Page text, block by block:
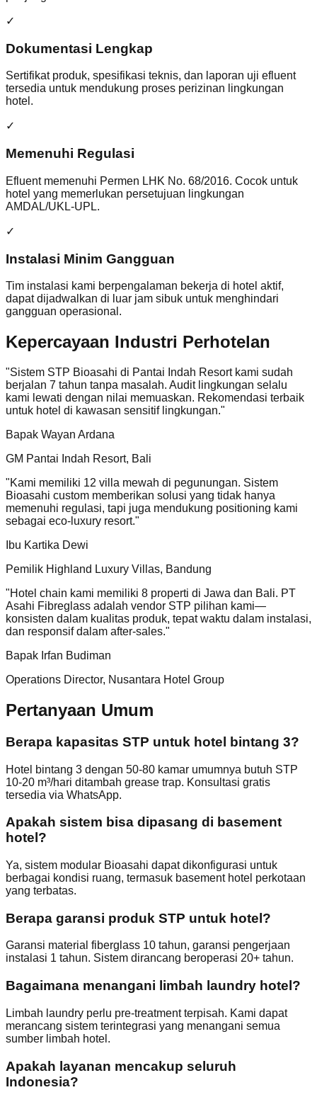
✓
Dokumentasi Lengkap
Sertifikat produk, spesifikasi teknis, dan laporan uji efluent
tersedia untuk mendukung proses perizinan lingkungan
hotel.
✓
Memenuhi Regulasi
Efluent memenuhi Permen LHK No. 68/2016. Cocok untuk
hotel yang memerlukan persetujuan lingkungan
AMDAL/UKL-UPL.
✓
Instalasi Minim Gangguan
Tim instalasi kami berpengalaman bekerja di hotel aktif,
dapat dijadwalkan di luar jam sibuk untuk menghindari
gangguan operasional.
Kepercayaan Industri Perhotelan
"Sistem STP Bioasahi di Pantai Indah Resort kami sudah
berjalan 7 tahun tanpa masalah. Audit lingkungan selalu
kami lewati dengan nilai memuaskan. Rekomendasi terbaik
untuk hotel di kawasan sensitif lingkungan."
Bapak Wayan Ardana
GM Pantai Indah Resort, Bali
"Kami memiliki 12 villa mewah di pegunungan. Sistem
Bioasahi custom memberikan solusi yang tidak hanya
memenuhi regulasi, tapi juga mendukung positioning kami
sebagai eco-luxury resort."
Ibu Kartika Dewi
Pemilik Highland Luxury Villas, Bandung
"Hotel chain kami memiliki 8 properti di Jawa dan Bali. PT
Asahi Fibreglass adalah vendor STP pilihan kami—
konsisten dalam kualitas produk, tepat waktu dalam instalasi,
dan responsif dalam after-sales."
Bapak Irfan Budiman
Operations Director, Nusantara Hotel Group
Pertanyaan Umum
Berapa kapasitas STP untuk hotel bintang 3?
Hotel bintang 3 dengan 50-80 kamar umumnya butuh STP
10-20 m³/hari ditambah grease trap. Konsultasi gratis
tersedia via WhatsApp.
Apakah sistem bisa dipasang di basement
hotel?
Ya, sistem modular Bioasahi dapat dikonfigurasi untuk
berbagai kondisi ruang, termasuk basement hotel perkotaan
yang terbatas.
Berapa garansi produk STP untuk hotel?
Garansi material fiberglass 10 tahun, garansi pengerjaan
instalasi 1 tahun. Sistem dirancang beroperasi 20+ tahun.
Bagaimana menangani limbah laundry hotel?
Limbah laundry perlu pre-treatment terpisah. Kami dapat
merancang sistem terintegrasi yang menangani semua
sumber limbah hotel.
Apakah layanan mencakup seluruh
Indonesia?